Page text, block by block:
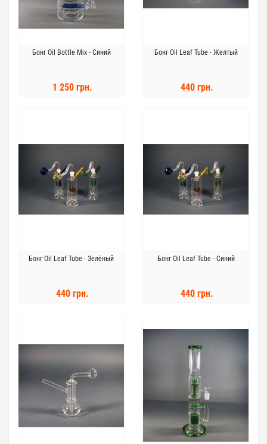
Бонг Oil Bottle Mix - Синий
1 250 грн.
Бонг Oil Leaf Tube - Желтый
440 грн.
Бонг Oil Leaf Tube - Зелёный
440 грн.
Бонг Oil Leaf Tube - Синий
440 грн.